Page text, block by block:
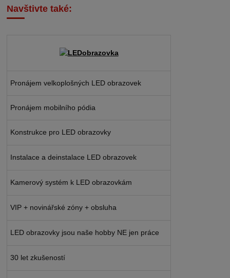
Navštivte také:
Pronájem velkoplošných LED obrazovek
Pronájem mobilního pódia
Konstrukce pro LED obrazovky
Instalace a deinstalace LED obrazovek
Kamerový systém k LED obrazovkám
VIP + novinářské zóny + obsluha
LED obrazovky jsou naše hobby NE jen práce
30 let zkušeností